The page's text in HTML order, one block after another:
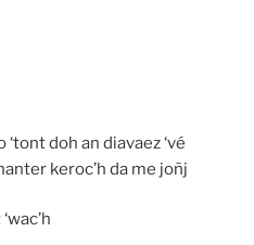
‘tont doh an diavaez ‘vé
keroc’h da me joñj